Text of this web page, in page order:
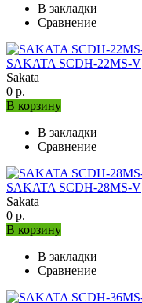
В закладки
Сравнение
SAKATA SCDH-22MS-V
Sakata
0 р.
В корзину
В закладки
Сравнение
SAKATA SCDH-28MS-V
Sakata
0 р.
В корзину
В закладки
Сравнение